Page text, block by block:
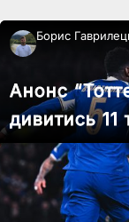
Борис
Анонс
дивитись